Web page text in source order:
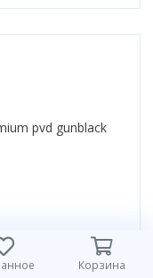
Код: 160886
Корзина